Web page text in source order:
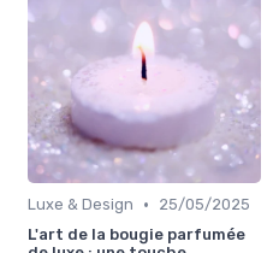
Luxe & Design •
25/05/2025
L'art de la bougie parfumée